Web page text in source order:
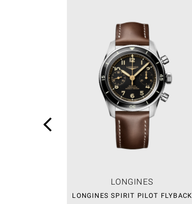
LONGINES
LONGINES SPIRIT PILOT FLYBACK